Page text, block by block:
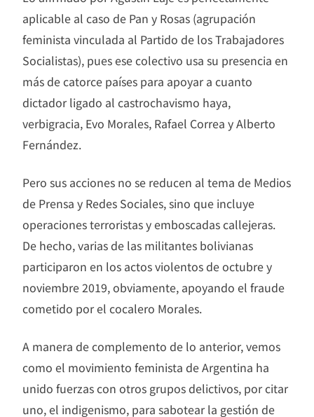
aplicable al caso de Pan y Rosas (agrupación
feminista vinculada al Partido de los Trabajadores
Socialistas), pues ese colectivo usa su presencia en
más de catorce países para apoyar a cuanto
dictador ligado al castrochavismo haya,
verbigracia, Evo Morales, Rafael Correa y Alberto
Fernández.
Pero sus acciones no se reducen al tema de Medios
de Prensa y Redes Sociales, sino que incluye
operaciones terroristas y emboscadas callejeras.
De hecho, varias de las militantes bolivianas
participaron en los actos violentos de octubre y
noviembre 2019, obviamente, apoyando el fraude
cometido por el cocalero Morales.
A manera de complemento de lo anterior, vemos
como el movimiento feminista de Argentina ha
unido fuerzas con otros grupos delictivos, por citar
uno, el indigenismo, para sabotear la gestión de